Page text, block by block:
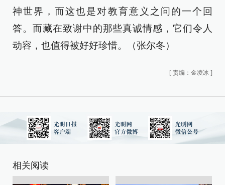
神世界，而这也是对教育意义之问的一个回
答。而藏在致谢中的那些真诚情感，它们令人
动容，也值得被好好珍惜。（张尔冬）
[ 责编：金凌冰 ]
相关阅读